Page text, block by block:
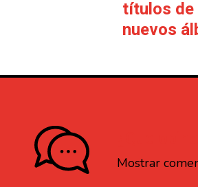
títulos de
nuevos
Mostrar